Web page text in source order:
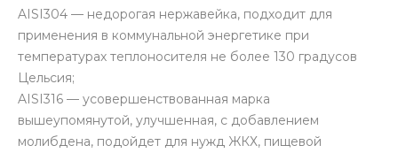
AISI304 — недорогая нержавейка, подходит для
применения в коммунальной энергетике при
температурах теплоносителя не более 130 градусов
Цельсия;
AISI316 — усовершенствованная марка
вышеупомянутой, улучшенная, с добавлением
молибдена, подойдет для нужд ЖКХ, пищевой